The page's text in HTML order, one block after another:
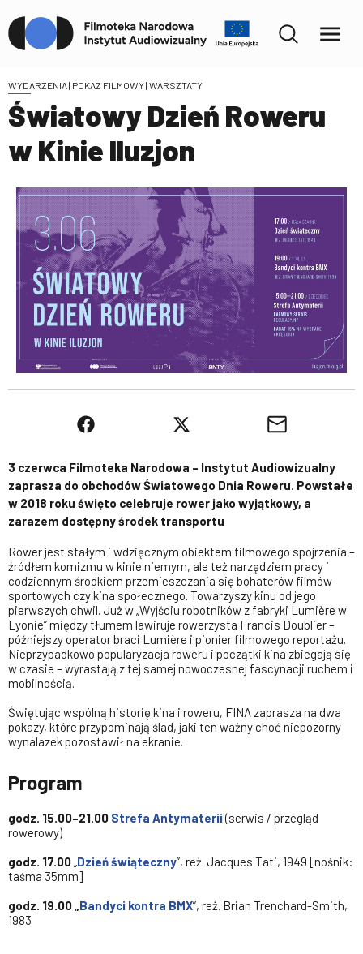
WYDARZENIA| POKAZ FILMOWY | WARSZTATY
Światowy Dzień Roweru
w Kinie Iluzjon
3 czerwca Filmoteka Narodowa – Instytut Audiowizualny
zaprasza do obchodów Światowego Dnia Roweru. Powstałe
w 2018 roku święto celebruje rower jako wyjątkowy, a
zarazem dostępny środek transportu
Rower jest stałym i wdzięcznym obiektem filmowego spojrzenia –
źródłem komizmu w kinie niemym, ale też narzędziem pracy i
codziennym środkiem przemieszczania się bohaterów filmów
sportowych czy kina społecznego. Towarzyszy kinu od jego
pierwszych chwil. Już w „Wyjściu robotników z fabryki Lumière w
Lyonie” między tłumem lawiruje rowerzysta Francis Doublier –
późniejszy operator braci Lumière i pionier filmowego reportażu.
Nieprzypadkowo popularyzacja roweru i początki kina zbiegają się
w czasie – wyrastają z tej samej nowoczesnej fascynacji ruchem i
mobilnością.
Świętując wspólną historię kina i roweru, FINA zaprasza na dwa
pokazy, które przypominają ślad, jaki ten ważny choć niepozorny
wynalazek pozostawił na ekranie.
Program
godz. 15.00–21.00 Strefa Antymaterii(serwis / przegląd
rowerowy)
godz. 17.00„Dzień świąteczny”, reż. Jacques Tati, 1949 [nośnik:
taśma 35mm]
godz. 19.00 „Bandyci kontra BMX”, reż. Brian Trenchard-Smith,
1983